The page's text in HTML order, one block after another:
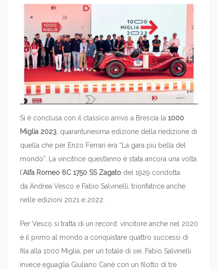
Si è conclusa con il classico arrivo a Brescia la 1000
Miglia 2023 , quarantunesima edizione della riedizione di
quella che per Enzo Ferrari era “La gara più bella del
mondo”. La vincitrice quest’anno è stata ancora una volta
l’Alfa Romeo 6C 1750 SS Zagato del 1929 condotta
da Andrea Vesco e Fabio Salvinelli, trionfatrice anche
nelle edizioni 2021 e 2022.
Per Vesco si tratta di un record: vincitore anche nel 2020
è il primo al mondo a conquistare quattro successi di
fila alla 1000 Miglia, per un totale di sei. Fabio Salvinelli
invece eguaglia Giuliano Canè con un filotto di tre